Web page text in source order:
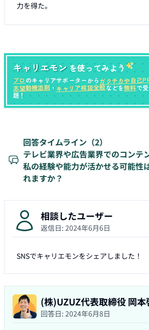
力を得た。
キャリエモン を使ってみよう
プロ のキャリアサポーターからガクチカや自己
志望動機添削 ・キャリア相談全般などを無料で
題！
回答タイムライン（2）
テレビ業界や広告業界でのコンテ
私の経験や能力が活かせる可能性
れますか？
相談したユーザー
返信日: 2024年6月6日
SNSでキャリエモンをシェアしました！
(株)UZUZ代表取締役 岡本
回答日: 2024年6月8日